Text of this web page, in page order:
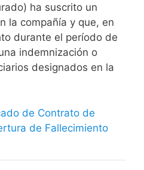
ha suscrito un
la compañía y que, en
durante el período de
indemnización o
designados en la
de Contrato de
de Fallecimiento